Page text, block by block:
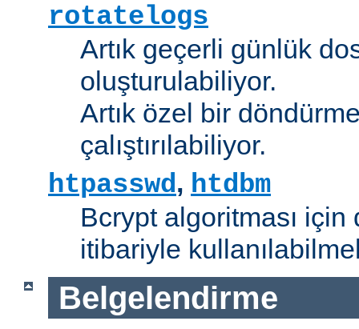
rotatelogs
Artık geçerli günlük
oluşturulabiliyor.
Artık özel bir
çalıştırılabiliyor.
htpasswd, htdbm
Bcrypt algoritması için
itibariyle
Belgelendirme